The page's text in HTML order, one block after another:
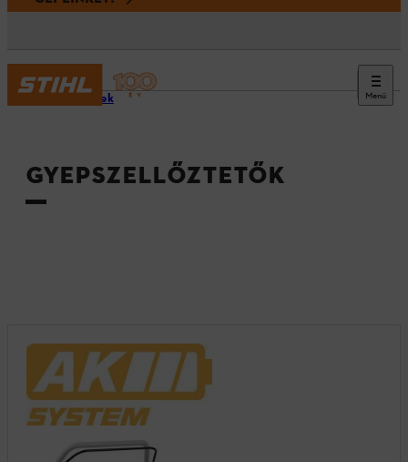
Menü
Termékek
GYEPSZELLŐZTETŐK